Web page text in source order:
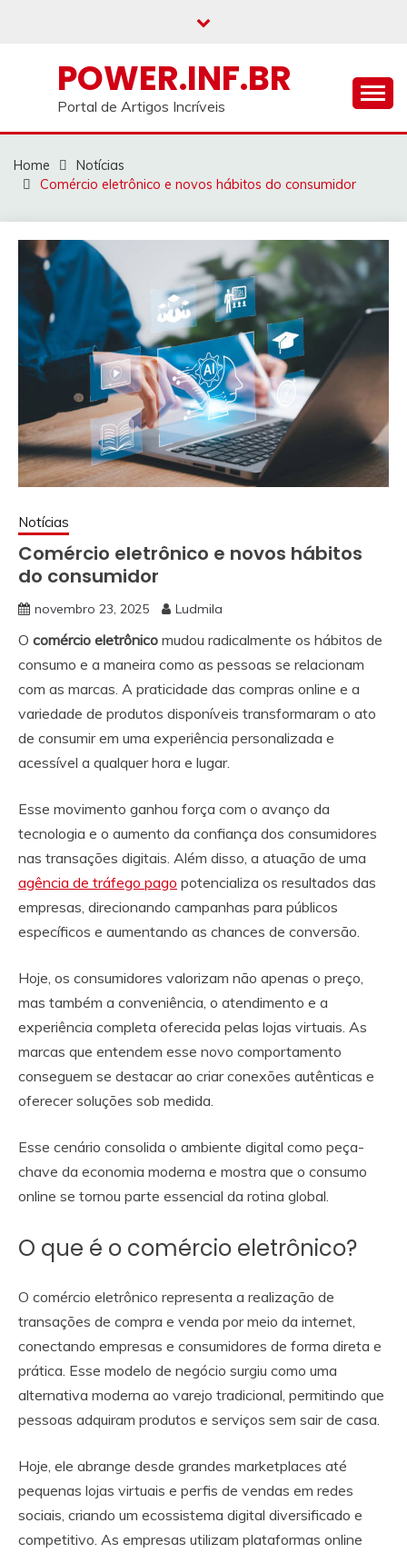
POWER.INF.BR
Portal de Artigos Incríveis
Home
Notícias
Comércio eletrônico e novos hábitos do consumidor
Notícias
Comércio eletrônico e novos hábitos
do consumidor
novembro 23, 2025 Ludmila
O comércio eletrônico mudou radicalmente os hábitos de
consumo e a maneira como as pessoas se relacionam
com as marcas. A praticidade das compras online e a
variedade de produtos disponíveis transformaram o ato
de consumir em uma experiência personalizada e
acessível a qualquer hora e lugar.
Esse movimento ganhou força com o avanço da
tecnologia e o aumento da confiança dos consumidores
nas transações digitais. Além disso, a atuação de uma
agência de tráfego pago potencializa os resultados das
empresas, direcionando campanhas para públicos
específicos e aumentando as chances de conversão.
Hoje, os consumidores valorizam não apenas o preço,
mas também a conveniência, o atendimento e a
experiência completa oferecida pelas lojas virtuais. As
marcas que entendem esse novo comportamento
conseguem se destacar ao criar conexões autênticas e
oferecer soluções sob medida.
Esse cenário consolida o ambiente digital como peça-
chave da economia moderna e mostra que o consumo
online se tornou parte essencial da rotina global.
O que é o comércio eletrônico?
O comércio eletrônico representa a realização de
transações de compra e venda por meio da internet,
conectando empresas e consumidores de forma direta e
prática. Esse modelo de negócio surgiu como uma
alternativa moderna ao varejo tradicional, permitindo que
pessoas adquiram produtos e serviços sem sair de casa.
Hoje, ele abrange desde grandes marketplaces até
pequenas lojas virtuais e perfis de vendas em redes
sociais, criando um ecossistema digital diversificado e
competitivo. As empresas utilizam plataformas online